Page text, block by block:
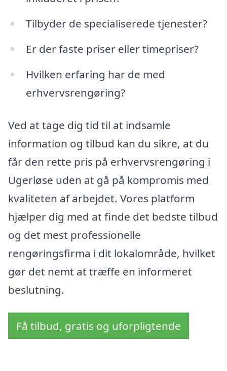
Tilbyder de specialiserede tjenester?
Er der faste priser eller timepriser?
Hvilken erfaring har de med
erhvervsrengøring?
Ved at tage dig tid til at indsamle
information og tilbud kan du sikre, at du
får den rette pris på erhvervsrengøring i
Ugerløse uden at gå på kompromis med
kvaliteten af arbejdet. Vores platform
hjælper dig med at finde det bedste tilbud
og det mest professionelle
rengøringsfirma i dit lokalområde, hvilket
gør det nemt at træffe en informeret
beslutning.
Få tilbud, gratis og uforpligtende